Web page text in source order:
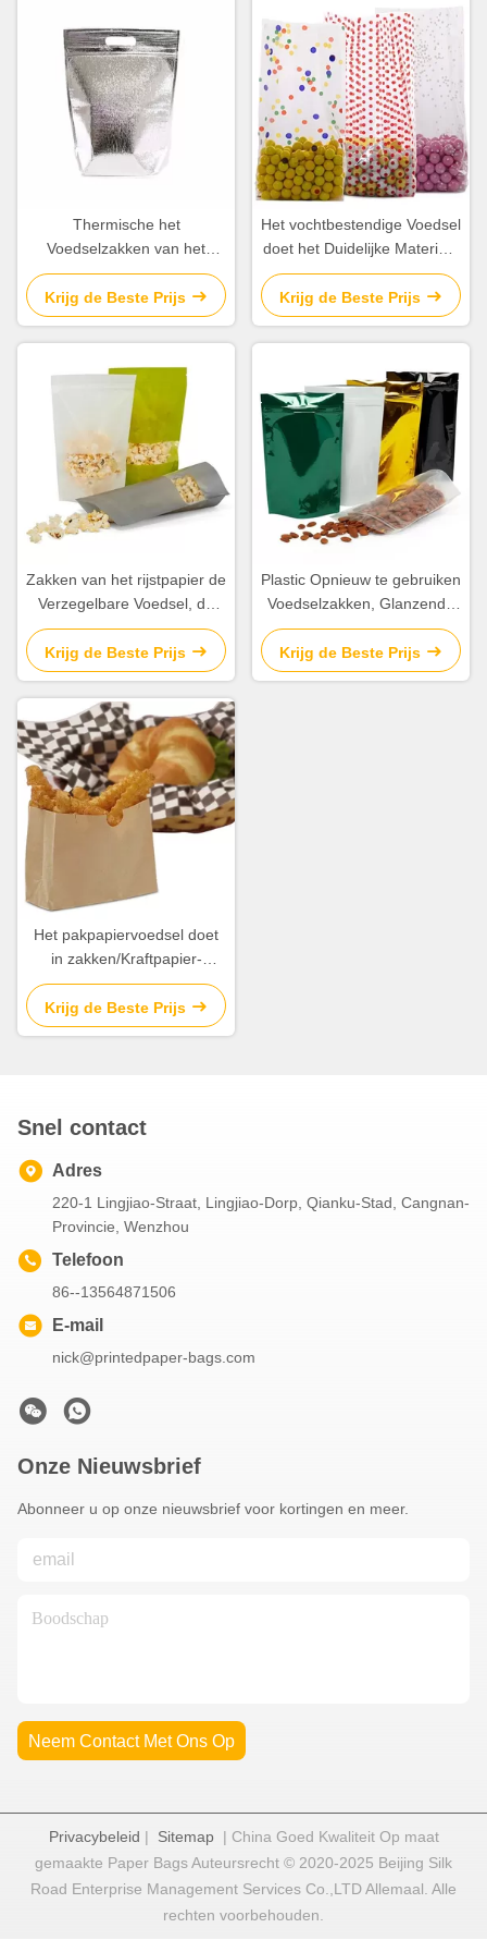
Thermische het
Voedselzakken van het
schokbewijs, Geïsoleerd van
het de Zakkenaluminium van
de Voedsellevering de
Filmmateriaal
Krijg de Beste Prijs
Het vochtbestendige Voedsel
doet het Duidelijke Materiaal
van het Cellopolypropyleen
voor Hard Suikergoed in
zakken
Krijg de Beste Prijs
Zakken van het rijstpapier de
Verzegelbare Voedsel, de
Vacuümzakken van de
Voedselopslag met
Venstercomité
Krijg de Beste Prijs
Plastic Opnieuw te gebruiken
Voedselzakken, Glanzende
Tribune op Beschikbare
Zakken Diverse Kleur
Krijg de Beste Prijs
Het pakpapiervoedsel doet
in zakken/Kraftpapier-
Document het Type van
Gusseted van Snackzakken
Bestand Vet
Krijg de Beste Prijs
Snel contact
Adres
220-1 Lingjiao-Straat, Lingjiao-Dorp, Qianku-Stad, Cangnan-
Provincie, Wenzhou
Telefoon
86--13564871506
E-mail
nick@printedpaper-bags.com
Onze Nieuwsbrief
Abonneer u op onze nieuwsbrief voor kortingen en meer.
Neem Contact Met Ons Op
Privacybeleid | Sitemap| China Goed Kwaliteit Op maat
gemaakte Paper Bags Auteursrecht © 2020-2025 Beijing Silk
Road Enterprise Management Services Co.,LTD Allemaal. Alle
rechten voorbehouden.